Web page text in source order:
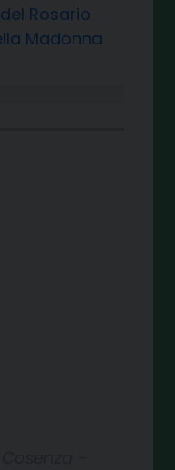
Rosario
Madonna